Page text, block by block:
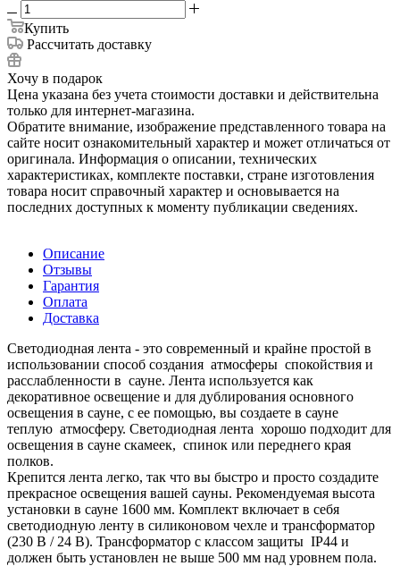
Купить
Рассчитать доставку
Хочу в подарок
Цена указана без учета стоимости доставки и действительна
только для интернет-магазина.
Обратите внимание, изображение представленного товара на
сайте носит ознакомительный характер и может отличаться от
оригинала. Информация о описании, технических
характеристиках, комплекте поставки, стране изготовления
товара носит справочный характер и основывается на
последних доступных к моменту публикации сведениях.
Описание
Отзывы
Гарантия
Оплата
Доставка
Светодиодная лента - это современный и крайне простой в
использовании способ создания атмосферы спокойствия и
расслабленности в сауне. Лента используется как
декоративное освещение и для дублирования основного
освещения в сауне, с ее помощью, вы создаете в сауне
теплую атмосферу. Светодиодная лента хорошо подходит для
освещения в сауне скамеек, спинок или переднего края
полков.
Крепится лента легко, так что вы быстро и просто создадите
прекрасное освещения вашей сауны. Рекомендуемая высота
установки в сауне 1600 мм. Комплект включает в себя
светодиодную ленту в силиконовом чехле и трансформатор
(230 В / 24 В). Трансформатор с классом защиты IP44 и
должен быть установлен не выше 500 мм над уровнем пола.